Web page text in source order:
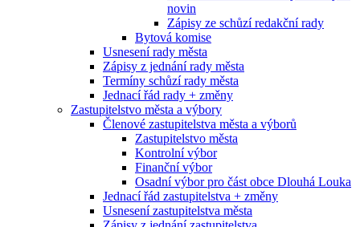
novin
Zápisy ze schůzí redakční rady
Bytová komise
Usnesení rady města
Zápisy z jednání rady města
Termíny schůzí rady města
Jednací řád rady + změny
Zastupitelstvo města a výbory
Členové zastupitelstva města a výborů
Zastupitelstvo města
Kontrolní výbor
Finanční výbor
Osadní výbor pro část obce Dlouhá Louka
Jednací řád zastupitelstva + změny
Usnesení zastupitelstva města